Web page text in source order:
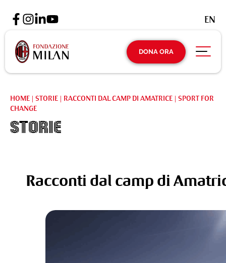
DONA ORA
EN
HOME | STORIE | RACCONTI DAL CAMP DI AMATRICE | SPORT FOR
CHANGE
Storie
Racconti dal camp di